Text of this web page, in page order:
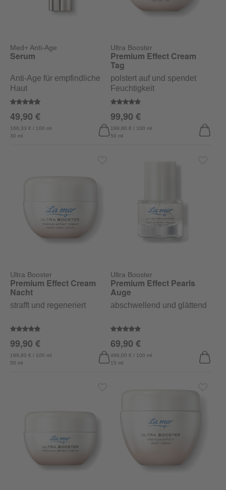
Med+ Anti-Age
Durchschnittliche Bewertung von 4.8 von 5 Sternen
Serum
Anti-Age für empfindliche
Haut
30 ml
166,33 € / 100 ml
49,90 €
Ultra Booster
Durchschnittliche Bewertung
Premium Effect Cream
Tag
polstert auf und spendet
Feuchtigkeit
50 ml
199,80 € / 100 ml
99,90 €
Ultra Booster
Durchschnittliche Bewertung von 4.8 von 5 Sternen
Premium Effect Cream
Nacht
strafft und regeneriert
50 ml
199,80 € / 100 ml
99,90 €
Ultra Booster
Durchschnittliche Bewertung
Premium Effect Pearls
Auge
abschwellend und glättend
15 ml
466,00 € / 100 ml
69,90 €